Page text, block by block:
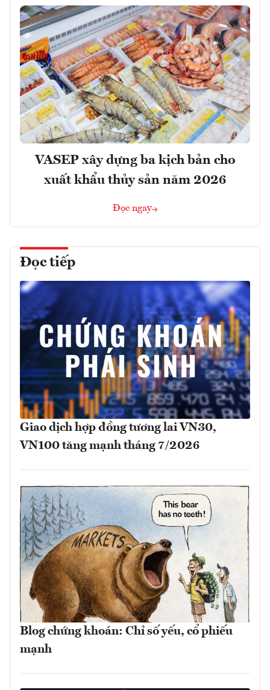
VASEP xây dựng ba kịch bản cho
xuất khẩu thủy sản năm 2026
Đọc ngay
Đọc tiếp
Giao dịch hợp đồng tương lai VN30,
VN100 tăng mạnh tháng 7/2026
Blog chứng khoán: Chỉ số yếu, cổ phiếu
mạnh